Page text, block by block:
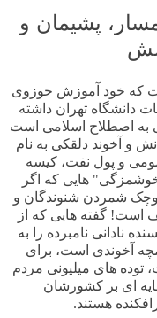
پشیمان و
که خود آموزش حوزوی
دانشگاه تهران داشته
به اصطلاح اسلامی است
و آخوند دلقکی به نام
و پول نفت، کیسه
"خوشمزگی" هایی که اگر
شمردن شنوندگان و
گفته هایی که از
نادانی نامبرده را به
آخوندی است، برای
های میلیونی مردم
ای بر کشورشان
هستند.